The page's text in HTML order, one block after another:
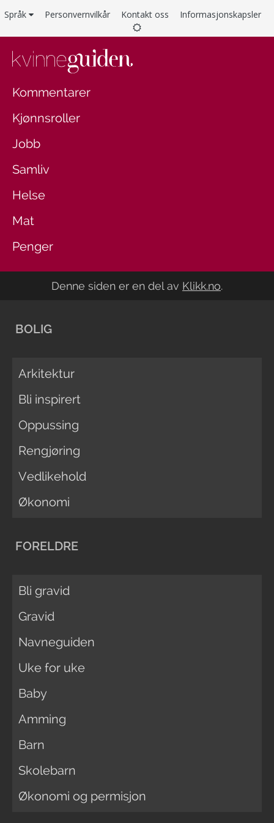
Språk Personvernvilkår Kontakt oss Informasjonskapsler
Kommentarer
Kjønnsroller
Jobb
Samliv
Helse
Mat
Penger
Denne siden er en del av Klikk.no.
BOLIG
Arkitektur
Bli inspirert
Oppussing
Rengjøring
Vedlikehold
Økonomi
FORELDRE
Bli gravid
Gravid
Navneguiden
Uke for uke
Baby
Amming
Barn
Skolebarn
Økonomi og permisjon